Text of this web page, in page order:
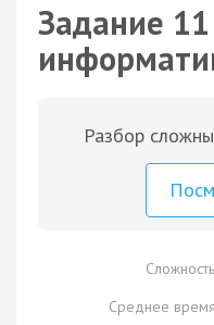
Задание
Разбор
Среднее